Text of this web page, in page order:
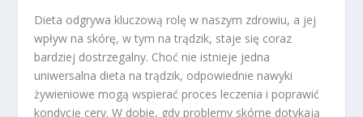
Dieta odgrywa kluczową rolę w naszym zdrowiu, a jej
wpływ na skórę, w tym na trądzik, staje się coraz
bardziej dostrzegalny. Choć nie istnieje jedna
uniwersalna dieta na trądzik, odpowiednie nawyki
żywieniowe mogą wspierać proces leczenia i poprawić
kondycję cery. W dobie, gdy problemy skórne dotykają